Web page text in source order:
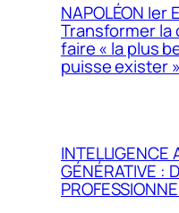
NAPOLÉON Ier
Transformer la
faire « la plus
puisse exister »
INTELLIGENCE
GÉNÉRATIVE :